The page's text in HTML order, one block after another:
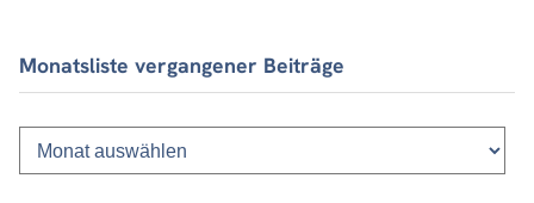
Monatsliste vergangener Beiträge
Monatsliste
vergangener
Beiträge